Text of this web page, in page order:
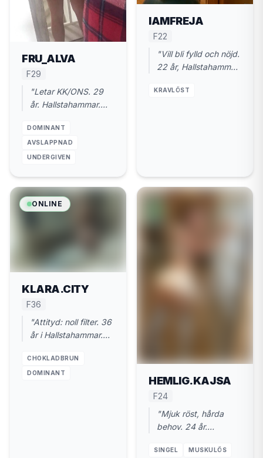
FRU_ALVA
F29
"Letar KK/ONS. 29
år. Hallstahammar.
respekt."
DOMINANT
AVSLAPPNAD
UNDERGIVEN
IAMFREJA
F22
"Vill bli fylld och nöjd.
22 år, Hallstahammar.
kontaktannonser,
KRAVLÖST
ONLINE
KLARA.CITY
F36
"Attityd: noll filter. 36
år i Hallstahammar.
punkt."
CHOKLADBRUN
DOMINANT
HEMLIG.KAJSA
F24
"Mjuk röst, hårda
behov. 24 år.
kuk och kyssar."
SINGEL MUSKULÖS